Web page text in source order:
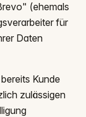
(ehemals
für
Daten
Kunde
zulässigen